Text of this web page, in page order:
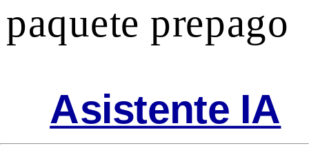
paquete prepago
Asistente IA